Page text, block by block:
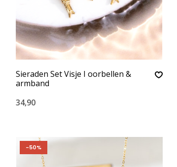
Sieraden Set Visje I oorbellen &
armband
34,90
-50%